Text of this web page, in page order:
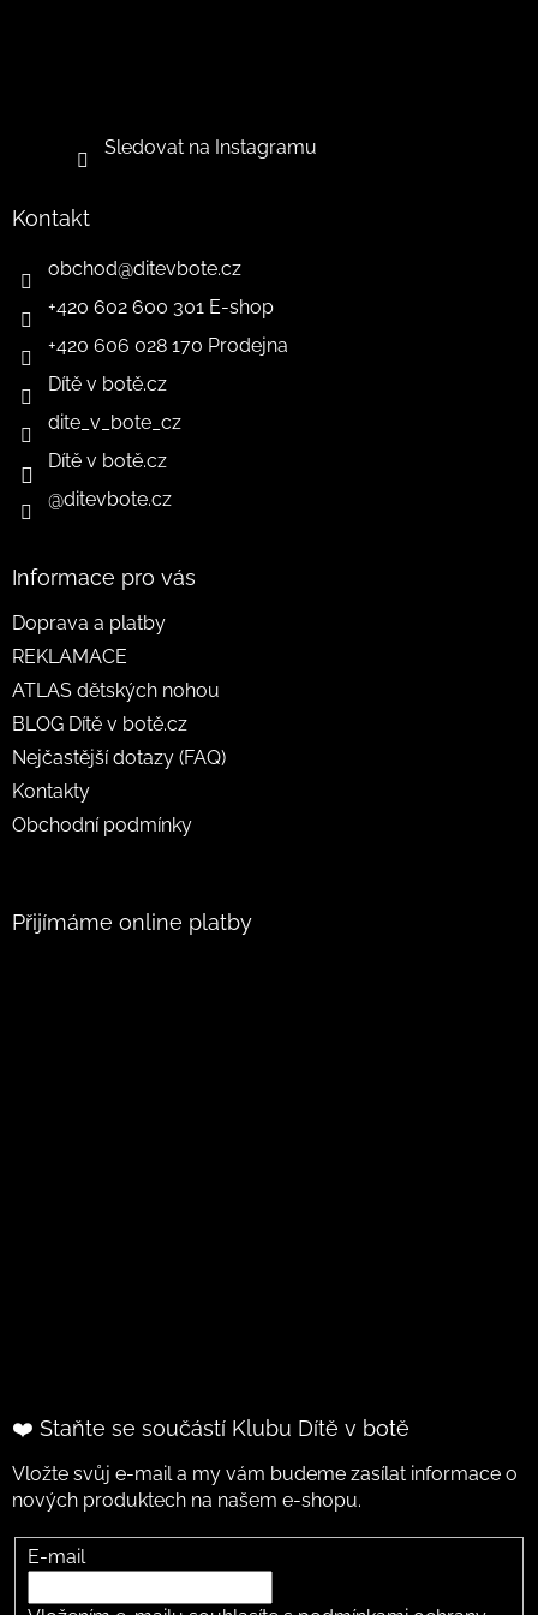
Sledovat na Instagramu
Kontakt
obchod@ditevbote.cz
+420 602 600 301 E-shop
+420 606 028 170 Prodejna
Dítě v botě.cz
dite_v_bote_cz
Dítě v botě.cz
@ditevbote.cz
Informace pro vás
Doprava a platby
REKLAMACE
ATLAS dětských nohou
BLOG Dítě v botě.cz
Nejčastější dotazy (FAQ)
Kontakty
Obchodní podmínky
Přijímáme online platby
❤️ Staňte se součástí Klubu Dítě v botě
Vložte svůj e-mail a my vám budeme zasílat informace o
nových produktech na našem e-shopu.
E-mail